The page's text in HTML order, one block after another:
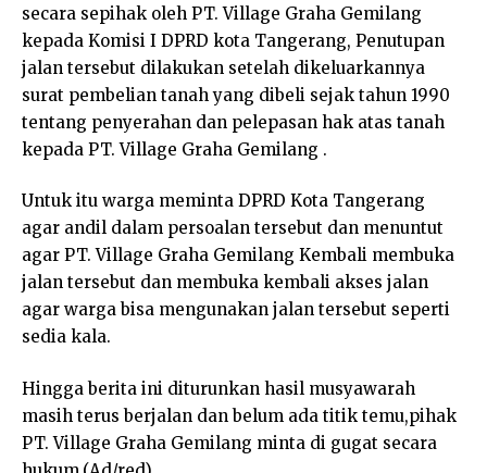
secara sepihak oleh PT. Village Graha Gemilang
kepada Komisi I DPRD kota Tangerang, Penutupan
jalan tersebut dilakukan setelah dikeluarkannya
surat pembelian tanah yang dibeli sejak tahun 1990
tentang penyerahan dan pelepasan hak atas tanah
kepada PT. Village Graha Gemilang .
Untuk itu warga meminta DPRD Kota Tangerang
agar andil dalam persoalan tersebut dan menuntut
agar PT. Village Graha Gemilang Kembali membuka
jalan tersebut dan membuka kembali akses jalan
agar warga bisa mengunakan jalan tersebut seperti
sedia kala.
Hingga berita ini diturunkan hasil musyawarah
masih terus berjalan dan belum ada titik temu,pihak
PT. Village Graha Gemilang minta di gugat secara